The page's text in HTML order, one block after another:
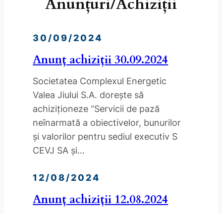
30/09/2024
Anunț achiziții 30.09.2024
Societatea Complexul Energetic
Valea Jiului S.A. doreşte să
achiziţioneze “Servicii de pază
neînarmată a obiectivelor, bunurilor
și valorilor pentru sediul executiv S
CEVJ SA și…
12/08/2024
Anunț achiziții 12.08.2024